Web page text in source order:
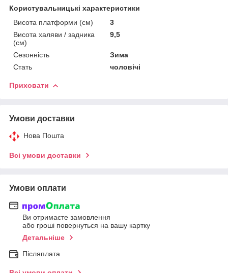
Користувальницькі характеристики
Висота платформи (см)
3
Висота халяви / задника
(см)
9,5
Сезонність
Зима
Стать
чоловічі
Приховати
Умови доставки
Нова Пошта
Всі умови доставки
Умови оплати
Ви отримаєте замовлення
або гроші повернуться на вашу картку
Детальніше
Післяплата